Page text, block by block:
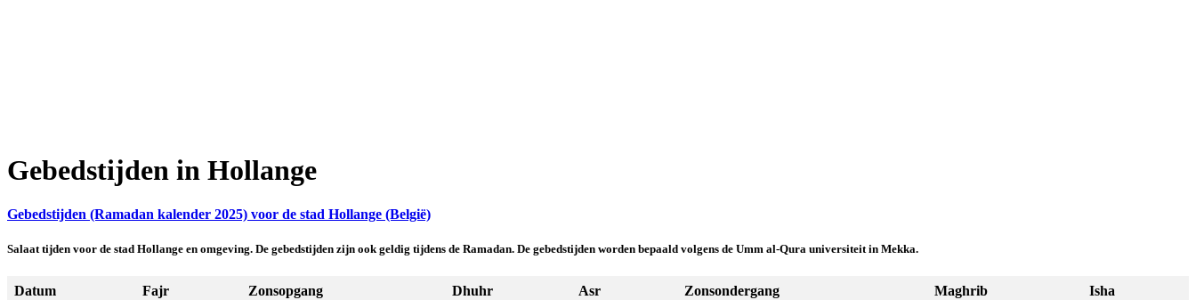
Gebedstijden in Hollange
Gebedstijden (Ramadan kalender 2025) voor de stad Hollange (België)
Salaat tijden voor de stad Hollange en omgeving. De gebedstijden zijn ook geldig tijdens de Ramadan. De gebedstijden worden bepaald volgens de Umm al-Qura universiteit in Mekka.
Datum Fajr Zonsopgang Dhuhr Asr Zonsondergang Maghrib Isha